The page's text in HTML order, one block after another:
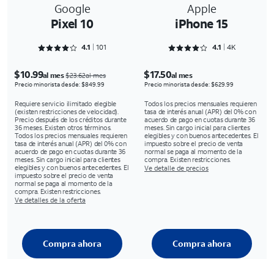
Google
Pixel 10
Apple
iPhone 15
Rated 4.1287 out of 5
4.1 101 Rated 4.1222 out of 5
4.1 4K
$10.99al mes$23.62al mes
Precio minorista desde: $849.99
Requiere servicio ilimitado elegible
(existen restricciones de velocidad).
Precio después de los créditos durante
36 meses. Existen otros términos.
Todos los precios mensuales requieren
tasa de interés anual (APR) del 0% con
acuerdo de pago en cuotas durante 36
meses. Sin cargo inicial para clientes
elegibles y con buenos antecedentes. El
impuesto sobre el precio de venta
normal se paga al momento de la
compra. Existen restricciones.
Ve detalles de la oferta
$17.50al mes
Precio minorista desde: $629.99
Todos los precios mensuales requieren
tasa de interés anual (APR) del 0% con
acuerdo de pago en cuotas durante 36
meses. Sin cargo inicial para clientes
elegibles y con buenos antecedentes. El
impuesto sobre el precio de venta
normal se paga al momento de la
compra. Existen restricciones.
Ve detalle de precios
Compra ahora Compra ahora